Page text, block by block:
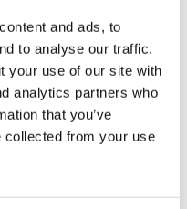
and ads, to
to analyse our traffic.
your use of our site with
analytics partners who
that you’ve
collected from your use
vóór 12:00 uur
dag verzonden